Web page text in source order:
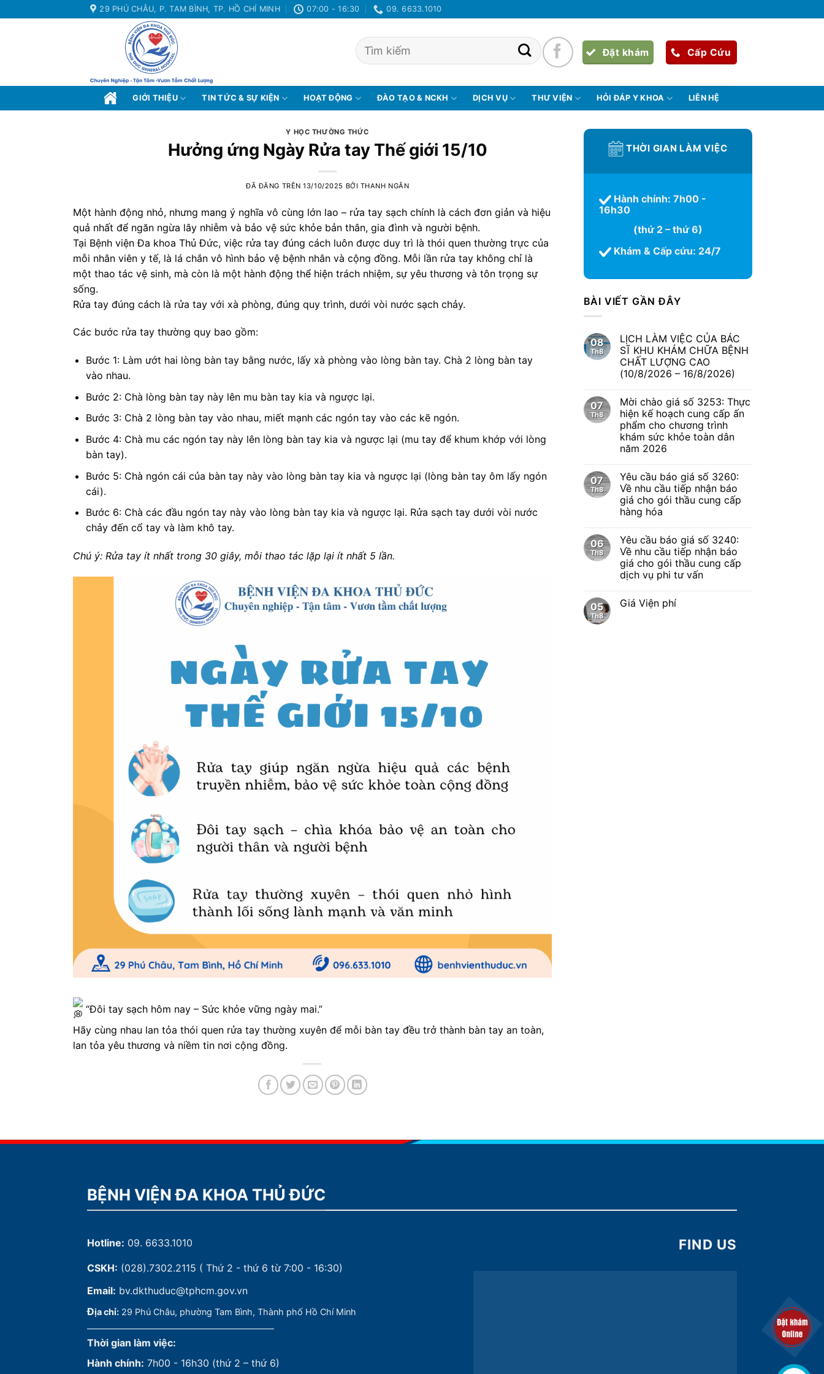
đến
29 PHÚ CHÂU, P. TAM BÌNH, TP. HỒ CHÍ MINH 07:00 - 16:30 09. 6633.1010
Đặt khám Cấp Cứu
GIỚI THIỆU TIN TỨC & SỰ KIỆN HOẠT ĐỘNG ĐÀO TẠO & NCKH DỊCH VỤ THƯ VIỆN HỎI ĐÁP Y KHOA LIÊN HỆ
Y HỌC THƯỜNG THỨC
Hưởng ứng Ngày Rửa tay Thế giới 15/10
ĐÃ ĐĂNG TRÊN13/10/2025 BỞI THANH NGÂN
Một hành động nhỏ, nhưng mang ý nghĩa vô cùng lớn lao – rửa tay sạch chính là cách đơn giản và hiệu
quả nhất để ngăn ngừa lây nhiễm và bảo vệ sức khỏe bản thân, gia đình và người bệnh.
Tại Bệnh viện Đa khoa Thủ Đức, việc rửa tay đúng cách luôn được duy trì là thói quen thường trực của
mỗi nhân viên y tế, là lá chắn vô hình bảo vệ bệnh nhân và cộng đồng. Mỗi lần rửa tay không chỉ là
một thao tác vệ sinh, mà còn là một hành động thể hiện trách nhiệm, sự yêu thương và tôn trọng sự
sống.
Rửa tay đúng cách là rửa tay với xà phòng, đúng quy trình, dưới vòi nước sạch chảy.
Các bước rửa tay thường quy bao gồm:
Bước 1: Làm ướt hai lòng bàn tay bằng nước, lấy xà phòng vào lòng bàn tay. Chà 2 lòng bàn tay
vào nhau.
Bước 2: Chà lòng bàn tay này lên mu bàn tay kia và ngược lại.
Bước 3: Chà 2 lòng bàn tay vào nhau, miết mạnh các ngón tay vào các kẽ ngón.
Bước 4: Chà mu các ngón tay này lên lòng bàn tay kia và ngược lại (mu tay để khum khớp với lòng
bàn tay).
Bước 5: Chà ngón cái của bàn tay này vào lòng bàn tay kia và ngược lại (lòng bàn tay ôm lấy ngón
cái).
Bước 6: Chà các đầu ngón tay này vào lòng bàn tay kia và ngược lại. Rửa sạch tay dưới vòi nước
chảy đến cổ tay và làm khô tay.
Chú ý: Rửa tay ít nhất trong 30 giây, mỗi thao tác lặp lại ít nhất 5 lần.
“Đôi tay sạch hôm nay – Sức khỏe vững ngày mai.”
Hãy cùng nhau lan tỏa thói quen rửa tay thường xuyên để mỗi bàn tay đều trở thành bàn tay an toàn,
lan tỏa yêu thương và niềm tin nơi cộng đồng.
THỜI GIAN LÀM VIỆC
Hành chính: 7h00 -
16h30
(thứ 2 – thứ 6)
Khám & Cấp cứu: 24/7
BÀI VIẾT GẦN ĐÂY
08
Th8
LỊCH LÀM VIỆC CỦA BÁC
SĨ KHU KHÁM CHỮA BỆNH
CHẤT LƯỢNG CAO
(10/8/2026 – 16/8/2026)
07
Th8
Mời chào giá số 3253: Thực
hiện kế hoạch cung cấp ấn
phẩm cho chương trình
khám sức khỏe toàn dân
năm 2026
07
Th8
Yêu cầu báo giá số 3260:
Về nhu cầu tiếp nhận báo
giá cho gói thầu cung cấp
hàng hóa
06
Th8
Yêu cầu báo giá số 3240:
Về nhu cầu tiếp nhận báo
giá cho gói thầu cung cấp
dịch vụ phi tư vấn
05
Th8
Giá Viện phí
BỆNH VIỆN ĐA KHOA THỦ ĐỨC
Hotline: 09. 6633.1010
CSKH: (028).7302.2115 ( Thứ 2 - thứ 6 từ 7:00 - 16:30)
Email: bv.dkthuduc@tphcm.gov.vn
Địa chỉ: 29 Phú Châu, phường Tam Bình, Thành phố Hồ Chí Minh
Thời gian làm việc:
Hành chính: 7h00 - 16h30 (thứ 2 – thứ 6)
FIND US